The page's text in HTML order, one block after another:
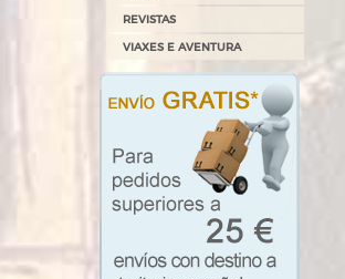
REVISTAS
VIAXES E AVENTURA